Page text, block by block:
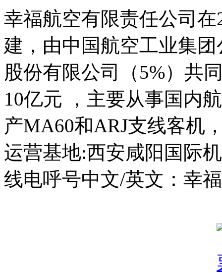
幸福航空有限责任公司
建，由中国航空工业集
股份有限公司（5%）共
10亿元 ，主要从事国内
产MA60和ARJ支线客机
运营基地:西安咸阳国际
线电呼号中文/英文：幸